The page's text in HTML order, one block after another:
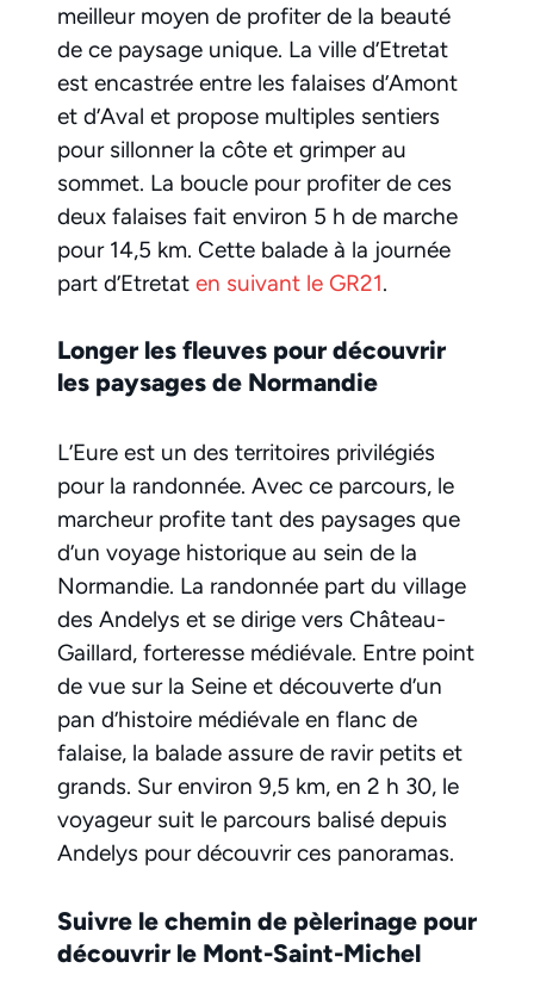
meilleur moyen de profiter de la beauté
de ce paysage unique. La ville d’Etretat
est encastrée entre les falaises d’Amont
et d’Aval et propose multiples sentiers
pour sillonner la côte et grimper au
sommet. La boucle pour profiter de ces
deux falaises fait environ 5 h de marche
pour 14,5 km. Cette balade à la journée
part d’Etretat en suivant le GR21.
Longer les fleuves pour découvrir
les paysages de Normandie
L’Eure est un des territoires privilégiés
pour la randonnée. Avec ce parcours, le
marcheur profite tant des paysages que
d’un voyage historique au sein de la
Normandie. La randonnée part du village
des Andelys et se dirige vers Château-
Gaillard, forteresse médiévale. Entre point
de vue sur la Seine et découverte d’un
pan d’histoire médiévale en flanc de
falaise, la balade assure de ravir petits et
grands. Sur environ 9,5 km, en 2 h 30, le
voyageur suit le parcours balisé depuis
Andelys pour découvrir ces panoramas.
Suivre le chemin de pèlerinage pour
découvrir le Mont-Saint-Michel